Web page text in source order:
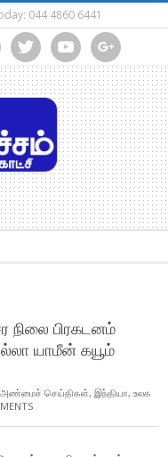
044 4860 6441
twitter youtube google
நிலை பிரகடனம்
யாமீன் கயூம்
அண்மைச் செய்திகள், இந்தியா, உலக